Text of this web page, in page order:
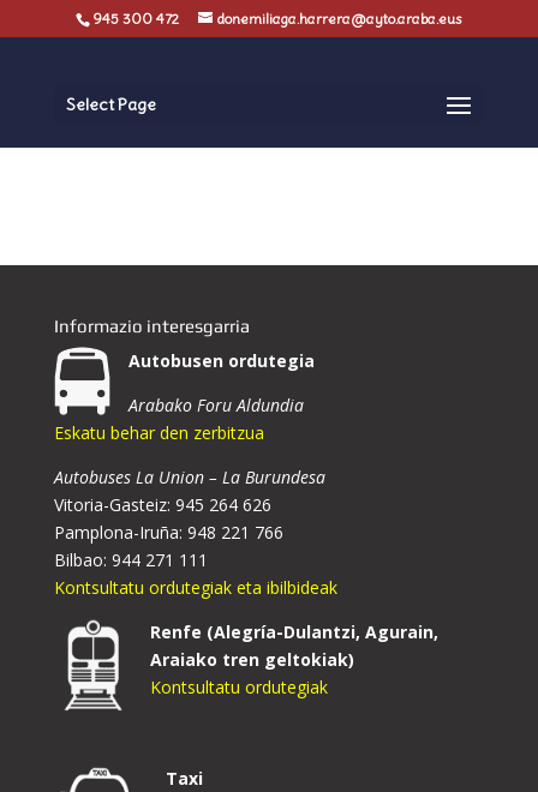
945 300 472 donemiliaga.harrera@ayto.araba.eus
Select Page
Informazio interesgarria
Autobusen ordutegia
Arabako Foru Aldundia
Eskatu behar den zerbitzua
Autobuses La Union – La Burundesa
Vitoria-Gasteiz: 945 264 626
Pamplona-Iruña: 948 221 766
Bilbao: 944 271 111
Kontsultatu ordutegiak eta ibilbideak
Renfe (Alegría-Dulantzi, Agurain,
Araiako tren geltokiak)
Kontsultatu ordutegiak
Taxi